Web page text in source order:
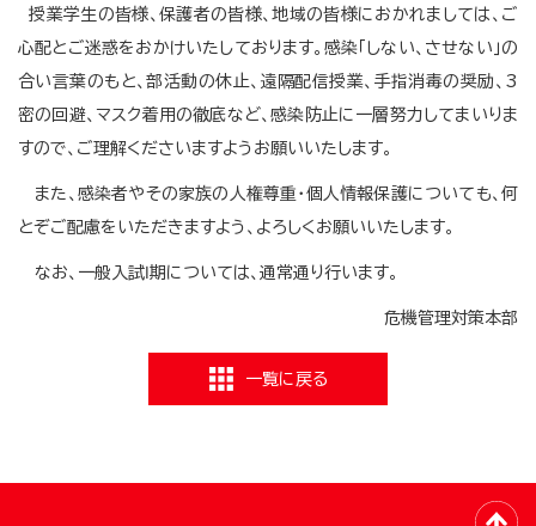
授業学生の皆様、保護者の皆様、地域の皆様におかれましては、ご
心配とご迷惑をおかけいたしております。感染｢しない、させない｣の
合い言葉のもと、部活動の休止、遠隔配信授業、手指消毒の奨励、3
密の回避、マスク着用の徹底など、感染防止に一層努力してまいりま
すので、ご理解くださいますようお願いいたします。
また、感染者やその家族の人権尊重・個人情報保護についても、何
とぞご配慮をいただきますよう、よろしくお願いいたします。
なお、一般入試Ⅰ期については、通常通り行います。
危機管理対策本部
一覧に戻る